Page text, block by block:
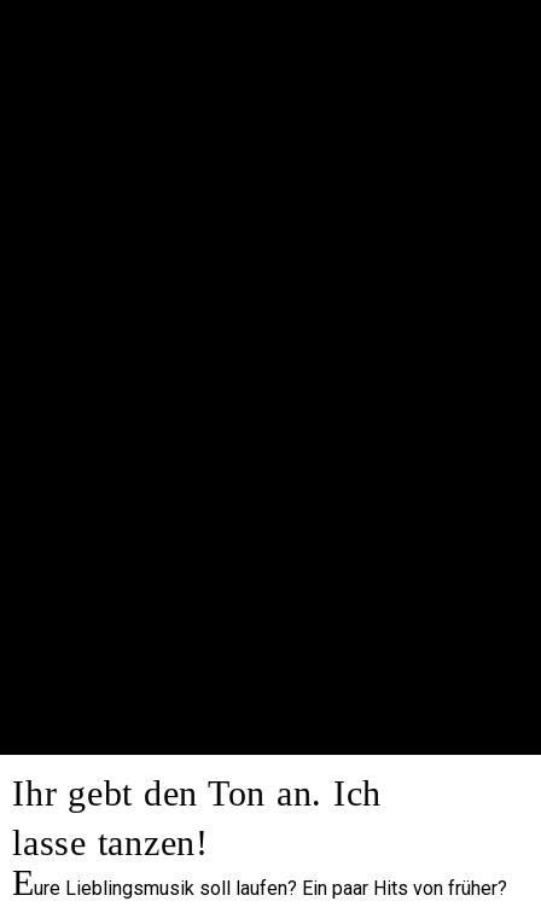
Ihr gebt den Ton an. Ich
lasse tanzen!
Eure Lieblingsmusik soll laufen? Ein paar Hits von früher?